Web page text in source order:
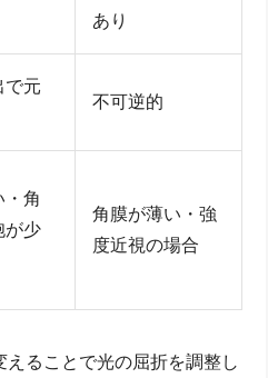
あり
で元
不可逆的
・角
が少
角膜が薄い・強
度近視の場合
ることで光の屈折を調整し